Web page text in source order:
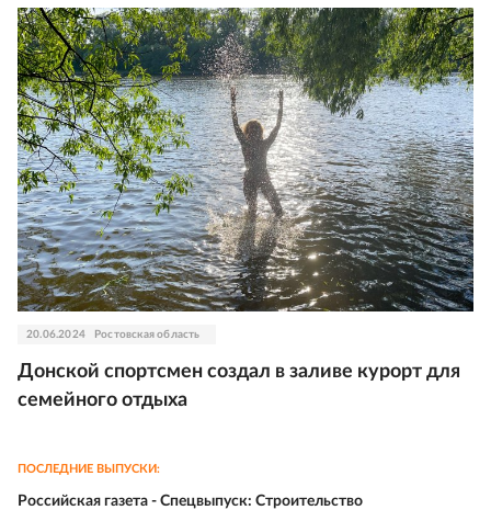
20.06.2024 Ростовская область
Донской спортсмен создал в заливе курорт для
семейного отдыха
ПОСЛЕДНИЕ ВЫПУСКИ:
Российская газета - Спецвыпуск: Строительство